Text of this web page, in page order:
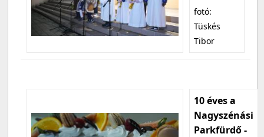
fotó:
Tüskés
Tibor
10 éves a
Nagyszénási
Parkfürdő -